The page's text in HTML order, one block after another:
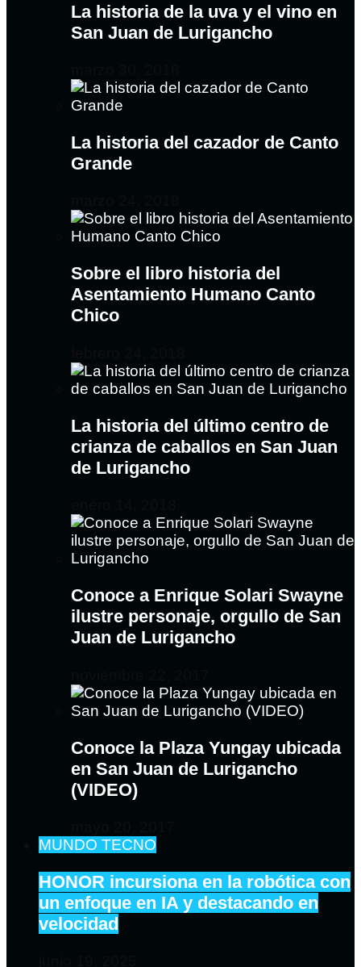
La historia de la uva y el vino en
San Juan de Lurigancho
La historia del cazador de Canto
Grande
Sobre el libro historia del
Asentamiento Humano Canto
Chico
La historia del último centro de
crianza de caballos en San Juan
de Lurigancho
Conoce a Enrique Solari Swayne
ilustre personaje, orgullo de San
Juan de Lurigancho
Conoce la Plaza Yungay ubicada
en San Juan de Lurigancho
(VIDEO)
MUNDO TECNO
HONOR incursiona en la robótica con
un enfoque en IA y destacando en
velocidad